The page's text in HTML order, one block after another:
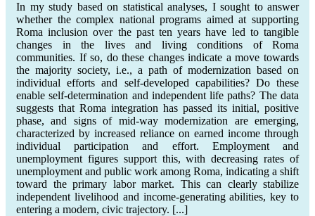
In my study based on statistical analyses, I sought to answer
whether the complex national programs aimed at supporting
Roma inclusion over the past ten years have led to tangible
changes in the lives and living conditions of Roma
communities. If so, do these changes indicate a move towards
the majority society, i.e., a path of modernization based on
individual efforts and self-developed capabilities? Do these
enable self-determination and independent life paths? The data
suggests that Roma integration has passed its initial, positive
phase, and signs of mid-way modernization are emerging,
characterized by increased reliance on earned income through
individual participation and effort. Employment and
unemployment figures support this, with decreasing rates of
unemployment and public work among Roma, indicating a shift
toward the primary labor market. This can clearly stabilize
independent livelihood and income-generating abilities, key to
entering a modern, civic trajectory. [...]